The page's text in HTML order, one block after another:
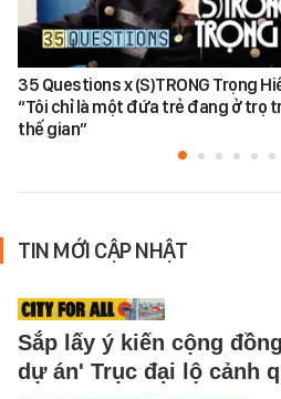
35 Questions x (S)TRONG Trọng
“Tôi chỉ là một đứa trẻ đang ở trọ
thế gian”
TIN MỚI CẬP NHẬT
Sắp lấy ý kiến cộng
dự án' Trục đại lộ cảnh